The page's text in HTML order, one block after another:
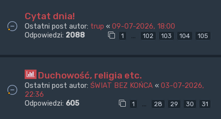
Cytat dnia!
Ostatni post autor: trup « 09-07-2026, 18:00
Odpowiedzi: 2088 1 … 102 103 104 105
Duchowość, religia etc.
Ostatni post autor: ŚWIAT BEZ KOŃCA « 03-07-2026,
22:36
Odpowiedzi: 605 1 … 28 29 30 31